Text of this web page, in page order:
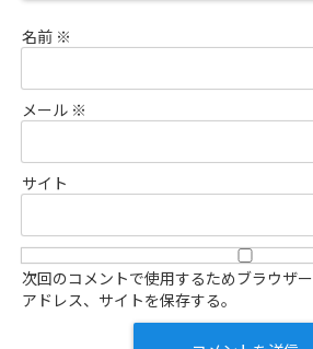
名前 ※
メール ※
サイト
次回のコメントで使用するためブラウザ
アドレス、サイトを保存する。